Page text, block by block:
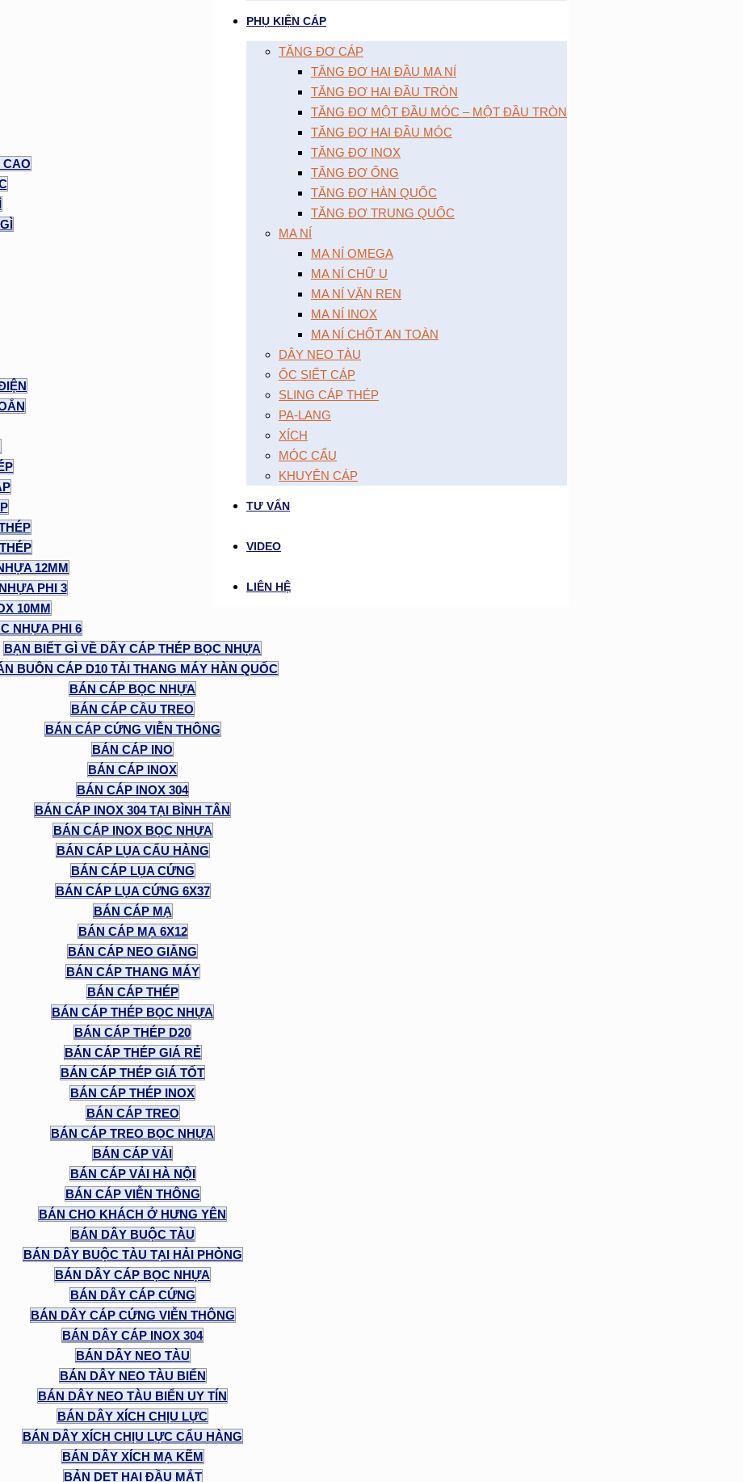
PHỤ KIỆN CÁP
TĂNG ĐƠ CÁP
TĂNG ĐƠ HAI ĐẦU MA NÍ
TĂNG ĐƠ HAI ĐẦU TRÒN
TĂNG ĐƠ MỘT ĐẦU MÓC – MỘT ĐẦU TRÒN
TĂNG ĐƠ HAI ĐẦU MÓC
TĂNG ĐƠ INOX
TĂNG ĐƠ ỐNG
TĂNG ĐƠ HÀN QUỐC
TĂNG ĐƠ TRUNG QUỐC
MA NÍ
MA NÍ OMEGA
MA NÍ CHỮ U
MA NÍ VẶN REN
MA NÍ INOX
MA NÍ CHỐT AN TOÀN
DÂY NEO TÀU
ỐC SIẾT CÁP
SLING CÁP THÉP
PA-LANG
XÍCH
MÓC CẨU
KHUYÊN CÁP
TƯ VẤN
VIDEO
LIÊN HỆ
CAO
12MM
PHI 3
10MM
NHỰA PHI 6
BẠN BIẾT GÌ VỀ DÂY CÁP THÉP BỌC NHỰA
BUÔN CÁP D10 TẢI THANG MÁY HÀN QUỐC
BÁN CÁP BỌC NHỰA
BÁN CÁP CẦU TREO
BÁN CÁP CỨNG VIỄN THÔNG
BÁN CÁP INO
BÁN CÁP INOX
BÁN CÁP INOX 304
BÁN CÁP INOX 304 TẠI BÌNH TÂN
BÁN CÁP INOX BỌC NHỰA
BÁN CÁP LỤA CẨU HÀNG
BÁN CÁP LỤA CỨNG
BÁN CÁP LỤA CỨNG 6X37
BÁN CÁP MẠ
BÁN CÁP MẠ 6X12
BÁN CÁP NEO GIẰNG
BÁN CÁP THANG MÁY
BÁN CÁP THÉP
BÁN CÁP THÉP BỌC NHỰA
BÁN CÁP THÉP D20
BÁN CÁP THÉP GIÁ RẺ
BÁN CÁP THÉP GIÁ TỐT
BÁN CÁP THÉP INOX
BÁN CÁP TREO
BÁN CÁP TREO BỌC NHỰA
BÁN CÁP VẢI
BÁN CÁP VẢI HÀ NỘI
BÁN CÁP VIỄN THÔNG
BÁN CHO KHÁCH Ở HƯNG YÊN
BÁN DÂY BUỘC TÀU
BÁN DÂY BUỘC TÀU TẠI HẢI PHÒNG
BÁN DÂY CÁP BỌC NHỰA
BÁN DÂY CÁP CỨNG
BÁN DÂY CÁP CỨNG VIỄN THÔNG
BÁN DÂY CÁP INOX 304
BÁN DÂY NEO TÀU
BÁN DÂY NEO TÀU BIỂN
BÁN DÂY NEO TÀU BIỂN UY TÍN
BÁN DÂY XÍCH CHỊU LỰC
BÁN DÂY XÍCH CHỊU LỰC CẨU HÀNG
BÁN DÂY XÍCH MẠ KẼM
BẢN DẸT HAI ĐẦU MẮT